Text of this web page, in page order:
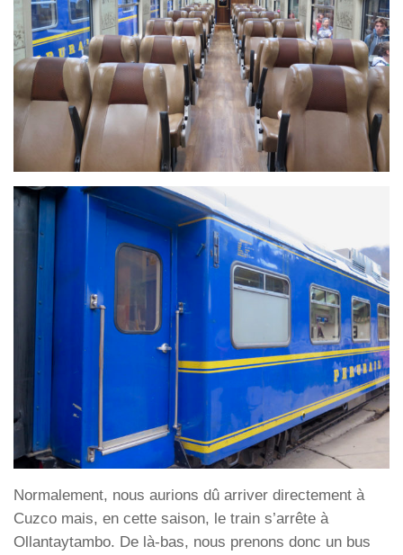
Normalement, nous aurions dû arriver directement à
Cuzco mais, en cette saison, le train s’arrête à
Ollantaytambo. De là-bas, nous prenons donc un bus